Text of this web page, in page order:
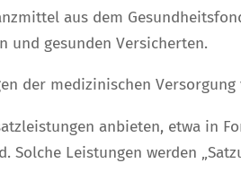
aus dem
und gesunden Versicherten.
der medizinischen
anbieten, etwa in
Leistungen werden